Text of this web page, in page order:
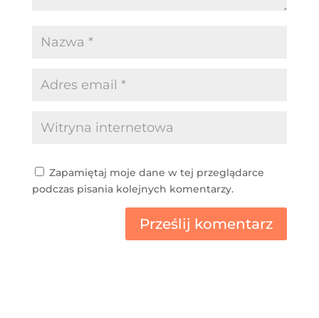
Zapamiętaj moje dane w tej przeglądarce
podczas pisania kolejnych komentarzy.
Prześlij komentarz